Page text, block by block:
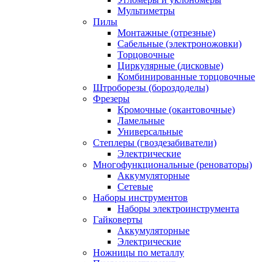
Мультиметры
Пилы
Монтажные (отрезные)
Сабельные (электроножовки)
Торцовочные
Циркулярные (дисковые)
Комбинированные торцовочные
Штроборезы (бороздоделы)
Фрезеры
Кромочные (окантовочные)
Ламельные
Универсальные
Степлеры (гвоздезабиватели)
Электрические
Многофункциональные (реноваторы)
Аккумуляторные
Сетевые
Наборы инструментов
Наборы электроинструмента
Гайковерты
Аккумуляторные
Электрические
Ножницы по металлу